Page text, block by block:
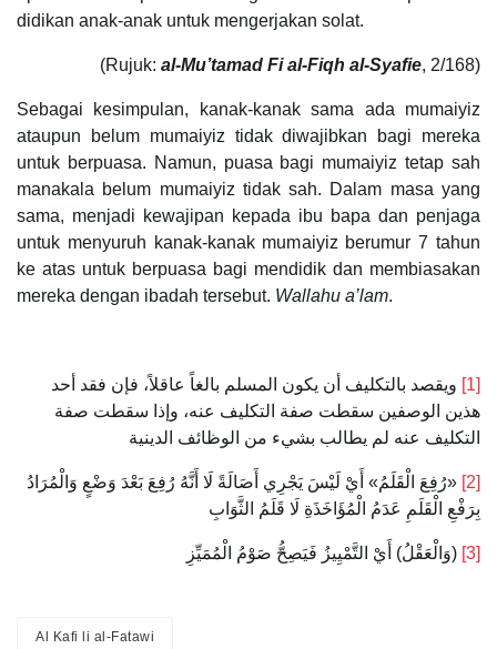
didikan anak-anak untuk mengerjakan solat.
(Rujuk: al-Mu’tamad Fi al-Fiqh al-Syafie, 2/168)
Sebagai kesimpulan, kanak-kanak sama ada mumaiyiz
ataupun belum mumaiyiz tidak diwajibkan bagi mereka
untuk berpuasa. Namun, puasa bagi mumaiyiz tetap sah
manakala belum mumaiyiz tidak sah. Dalam masa yang
sama, menjadi kewajipan kepada ibu bapa dan penjaga
untuk menyuruh kanak-kanak mumaiyiz berumur 7 tahun
ke atas untuk berpuasa bagi mendidik dan membiasakan
mereka dengan ibadah tersebut. Wallahu a’lam.
[1]
ويقصد بالتكليف أن يكون المسلم بالغاً عاقلاً، فإن فقد أحد
هذين الوصفين سقطت صفة التكليف عنه، وإذا سقطت صفة
التكليف عنه لم يطالب بشيء من الوظائف الدينية
[2]
«‌رُفِعَ ‌الْقَلَمُ» أَيْ لَيْسَ يَجْرِي أَصَالَةً لَا أَنَّهُ رُفِعَ بَعْدَ وَضْعٍ وَالْمُرَادُ
بِرَفْعِ الْقَلَمِ عَدَمُ الْمُؤَاخَذَةِ لَا قَلَمُ الثَّوَابِ
[3] (وَالْعَقْلُ) أَيْ ‌التَّمْيِيزُ ‌فَيَصِحُّ ‌صَوْمُ ‌الْمُمَيِّزِ
Al Kafi li al-Fatawi